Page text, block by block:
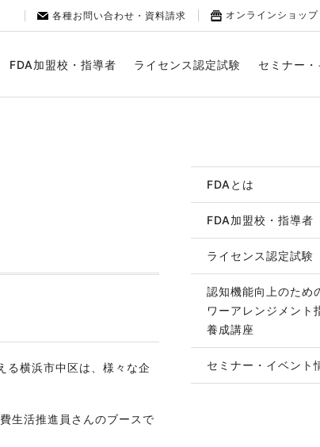
各種お問い合わせ・資料請求 オンラインショップ
FDA加盟校・指導者 ライセンス認定試験 セミナー
る横浜市中区は、様々な企
生活推進員さんのブースで
FDAとは
FDA加盟校・指導者
ライセンス認定試験
認知機能向上のため
ワーアレンジメント
養成講座
セミナー・イベント